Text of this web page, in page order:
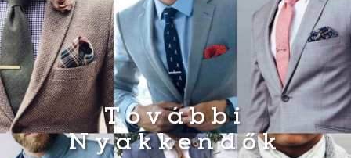
További
Nyakkendők